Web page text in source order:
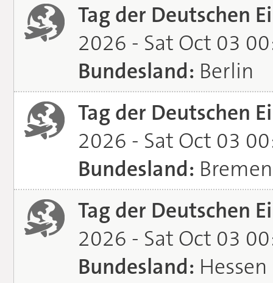
Tag der Deutschen
2026 - Sat Oct 03
Bundesland: Berlin
Tag der Deutschen
2026 - Sat Oct 03
Bundesland: Bremen
Tag der Deutschen
2026 - Sat Oct 03
Bundesland: Hessen